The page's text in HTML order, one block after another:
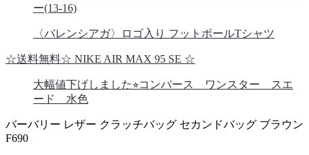
ー(13-16)
〈バレンシアガ〉ロゴ入り フットボールTシャツ
☆送料無料☆ NIKE AIR MAX 95 SE ☆
大幅値下げしました⭐︎コンバース ワンスター スエ
ード 水色
バーバリー レザー クラッチバッグ セカンドバッグ ブラウン
F690